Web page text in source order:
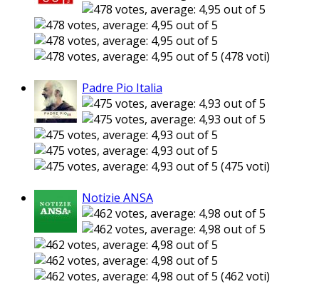
(478 voti)
Padre Pio Italia
(475 voti)
Notizie ANSA
(462 voti)